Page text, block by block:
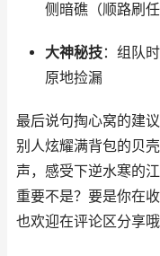
侧暗礁（顺路刷任
大神秘技：组队
原地捡漏
最后说句掏心窝的建
别人炫耀满背包的贝
声，感受下逆水寒的
重要不是？要是你在
也欢迎在评论区分享哦